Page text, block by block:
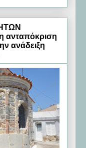
ανταπόκριση
ανάδειξη